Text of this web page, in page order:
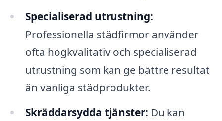
Specialiserad utrustning:
Professionella städfirmor använder
ofta högkvalitativ och specialiserad
utrustning som kan ge bättre resultat
än vanliga städprodukter.
Skräddarsydda tjänster: Du kan